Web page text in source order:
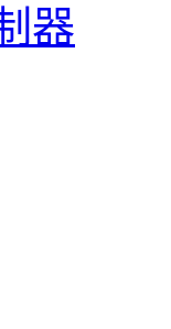
器